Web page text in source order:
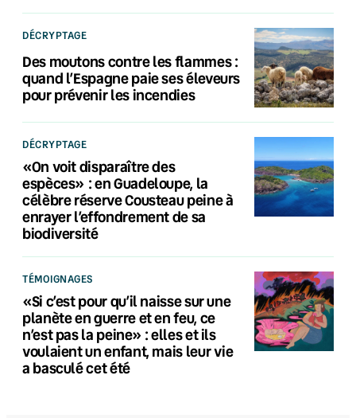
DÉCRYPTAGE
Des moutons contre les flammes :
quand l’Espagne paie ses éleveurs
pour prévenir les incendies
DÉCRYPTAGE
«On voit disparaître des
espèces» : en Guadeloupe, la
célèbre réserve Cousteau peine à
enrayer l’effondrement de sa
biodiversité
TÉMOIGNAGES
«Si c’est pour qu’il naisse sur une
planète en guerre et en feu, ce
n’est pas la peine» : elles et ils
voulaient un enfant, mais leur vie
a basculé cet été